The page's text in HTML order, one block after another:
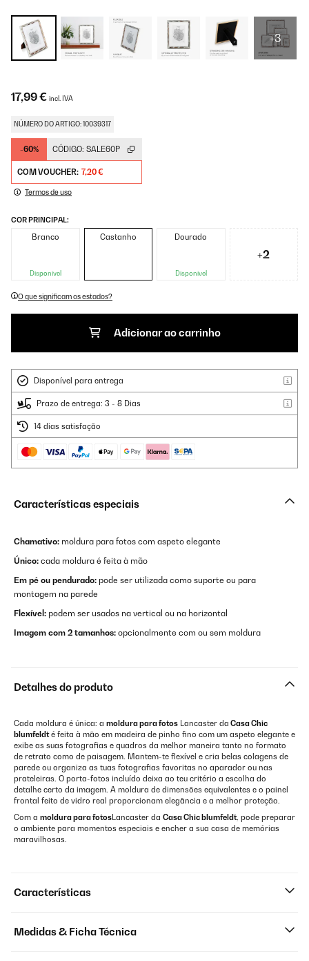
+3
17,99 € incl. IVA
NÚMERO DO ARTIGO: 10039317
-60% CÓDIGO: SALE60P
COM VOUCHER: 7,20 €
Termos de uso
COR PRINCIPAL:
Branco
Disponível
Castanho Dourado
Disponível
+2
O que significam os estados?
Adicionar ao carrinho
Disponível para entrega
Prazo de entrega: 3 - 8 Dias
14 dias satisfação
Características especiais
Chamativo: moldura para fotos com aspeto elegante
Único: cada moldura é feita à mão
Em pé ou pendurado: pode ser utilizada como suporte ou para
montagem na parede
Flexível: podem ser usados na vertical ou na horizontal
Imagem com 2 tamanhos: opcionalmente com ou sem moldura
Detalhes do produto
Cada moldura é única: a moldura para fotos Lancaster da Casa Chic
blumfeldté feita à mão em madeira de pinho fino com um aspeto elegante e
exibe as suas fotografias e quadros da melhor maneira tanto no formato
de retrato como de paisagem. Mantem-te flexível e cria belas colagens de
parede ou organiza as tuas fotografias favoritas no aparador ou nas
prateleiras. O porta-fotos incluído deixa ao teu critério a escolha do
detalhe certo da imagem. A moldura de dimensões equivalentes e o painel
frontal feito de vidro real proporcionam elegância e a melhor proteção.
Com a moldura para fotosLancaster da Casa Chic blumfeldt, pode preparar
o ambiente para momentos especiais e encher a sua casa de memórias
maravilhosas.
Características
Medidas & Ficha Técnica